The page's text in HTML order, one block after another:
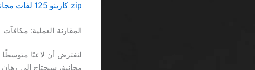
zip كازينو 125 لفات مجانية احصل عليها فوراً اليوم… ولا شيء يغيّر الواقع القاسي
المقارنة العملية: